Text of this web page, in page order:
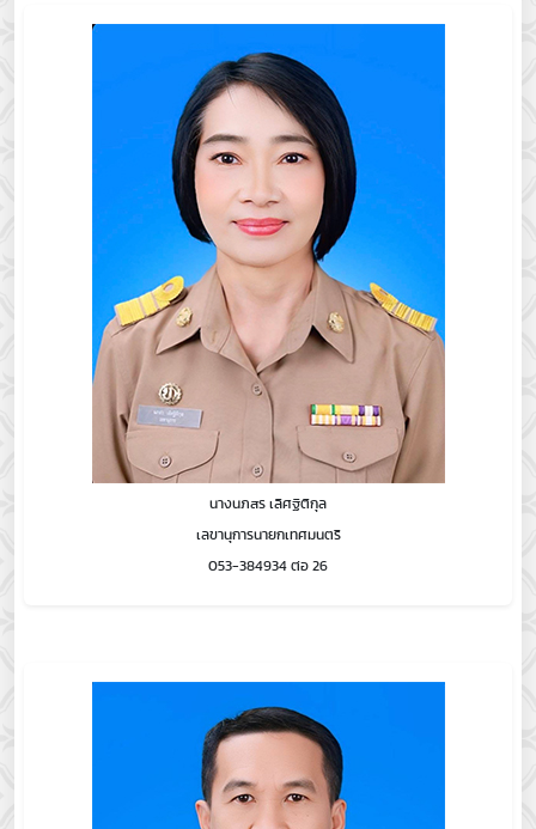
นางนภสร เลิศฐิติกุล
เลขานุการนายกเทศมนตรี
053-384934 ต่อ 26